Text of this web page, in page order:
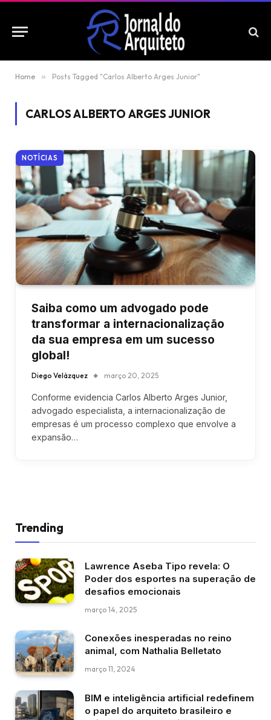
Home » Posts Tagged "Carlos Alberto Arges Junior"
CARLOS ALBERTO ARGES JUNIOR
NOTÍCIAS
Saiba como um advogado pode
transformar a internacionalização
da sua empresa em um sucesso
global!
Diego Velázquez março 20, 2025
Conforme evidencia Carlos Alberto Arges Junior,
advogado especialista, a internacionalização de
empresas é um processo complexo que envolve a
expansão…
Trending
Lawrence Aseba Tipo revela: O
Poder dos esportes na superação de
desafios emocionais
março 14, 2025
Conexões inesperadas no reino
animal, com Nathalia Belletato
março 11, 2024
BIM e inteligência artificial redefinem
o papel do arquiteto brasileiro e